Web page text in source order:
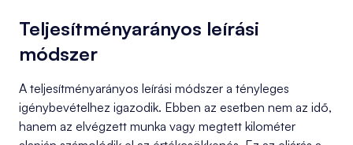
Teljesítményarányos leírási
módszer
A teljesítményarányos leírási módszer a tényleges
igénybevételhez igazodik. Ebben az esetben nem az idő,
hanem az elvégzett munka vagy megtett kilométer